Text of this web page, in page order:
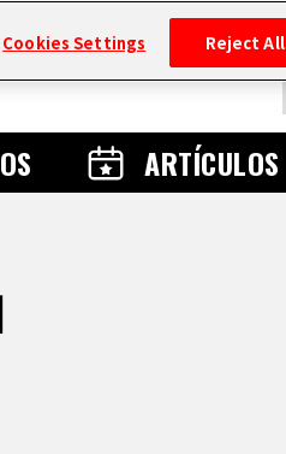
ARTÍCULOS
Cookies Settings Reject All